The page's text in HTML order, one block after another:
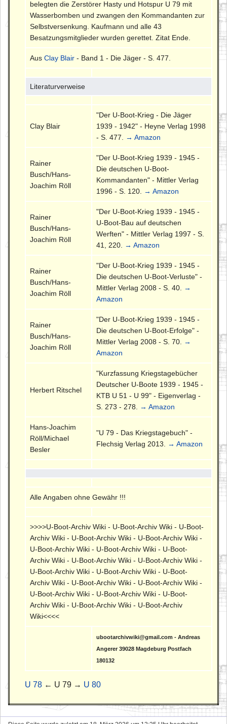
belegten die Zerstörer Hasty und Hotspur U 79 mit
Wasserbomben und zwangen den Kommandanten zur
Selbstversenkung. Kaufmann und alle 43
Besatzungsmitglieder wurden gerettet. Zitat Ende.
AusClay Blair - Band 1 - Die Jäger - S. 477.
Literaturverweise
Clay Blair
"Der U-Boot-Krieg - Die Jäger
1939 - 1942" - Heyne Verlag 1998
- S. 477.
→ Amazon
Rainer
Busch/Hans-
Joachim Röll
"Der U-Boot-Krieg 1939 - 1945 -
Die deutschen U-Boot-
Kommandanten" - Mittler Verlag
1996 - S. 120.
→ Amazon
Rainer
Busch/Hans-
Joachim Röll
"Der U-Boot-Krieg 1939 - 1945 -
U-Boot-Bau auf deutschen
Werften" - Mittler Verlag 1997 - S.
41, 220.
→ Amazon
Rainer
Busch/Hans-
Joachim Röll
"Der U-Boot-Krieg 1939 - 1945 -
Die deutschen U-Boot-Verluste" -
Mittler Verlag 2008 - S. 40.
→
Amazon
Rainer
Busch/Hans-
Joachim Röll
"Der U-Boot-Krieg 1939 - 1945 -
Die deutschen U-Boot-Erfolge" -
Mittler Verlag 2008 - S. 70.
→
Amazon
Herbert Ritschel
"Kurzfassung Kriegstagebücher
Deutscher U-Boote 1939 - 1945 -
KTB U 51 - U 99" - Eigenverlag -
S. 273 - 278.
→ Amazon
Hans-Joachim
Röll/Michael
Besler
"U 79 - Das Kriegstagebuch" -
Flechsig Verlag 2013.
→ Amazon
Alle Angaben ohne Gewähr !!!
>>>>U-Boot-Archiv Wiki - U-Boot-Archiv Wiki - U-Boot-
Archiv Wiki - U-Boot-Archiv Wiki - U-Boot-Archiv Wiki -
U-Boot-Archiv Wiki - U-Boot-Archiv Wiki - U-Boot-
Archiv Wiki - U-Boot-Archiv Wiki - U-Boot-Archiv Wiki -
U-Boot-Archiv Wiki - U-Boot-Archiv Wiki - U-Boot-
Archiv Wiki - U-Boot-Archiv Wiki - U-Boot-Archiv Wiki -
U-Boot-Archiv Wiki - U-Boot-Archiv Wiki - U-Boot-
Archiv Wiki - U-Boot-Archiv Wiki - U-Boot-Archiv
Wiki<<<<
ubootarchivwiki@gmail.com - Andreas
Angerer 39028 Magdeburg Postfach
180132
U 78 ← U 79 → U 80